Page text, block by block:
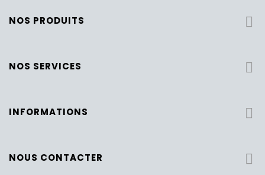
NOS PRODUITS 
NOS SERVICES 
INFORMATIONS 
NOUS CONTACTER 